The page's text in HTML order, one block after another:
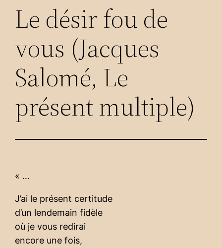
Le désir fou de
vous (Jacques
Salomé, Le
présent multiple)
« …
J’ai le présent certitude
d’un lendemain fidèle
où je vous redirai
encore une fois,